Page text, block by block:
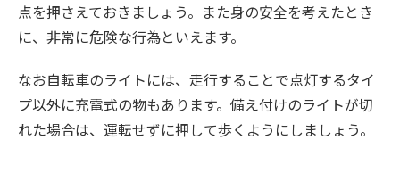
点を押さえておきましょう。また身の安全を考えたとき
に、非常に危険な行為といえます。
なお自転車のライトには、走行することで点灯するタイ
プ以外に充電式の物もあります。備え付けのライトが切
れた場合は、運転せずに押して歩くようにしましょう。